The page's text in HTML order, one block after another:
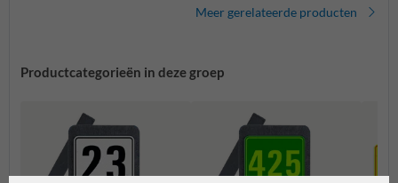
Meer gerelateerde producten
Productcategorieën in deze groep